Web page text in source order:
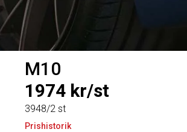
M10
1974 kr/st
3948/2 st
Prishistorik